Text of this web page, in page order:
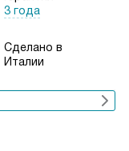
3 года
Сделано в
Италии